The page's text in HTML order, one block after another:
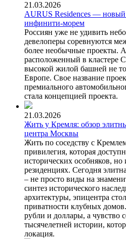
21.03.2026
AURUS Residences —
инфинити-морем
Россиян уже не удивить
девелоперы соревнуются
более необычные проекты.
расположенный в кластере
высокой жилой башней не
Европе. Свое название
премиального
стала концепцией проекта.
21.03.2026
Жить у Кремля: обзор
центра Москвы
Жить по соседству с
привилегия, которая
исторических особняков,
резиденциях. Сегодня
– не просто виды на
синтез исторического
архитектуры, эпицентра
приватности клубных
рубли и доллары, а чувство
тысячелетней истории,
локация.